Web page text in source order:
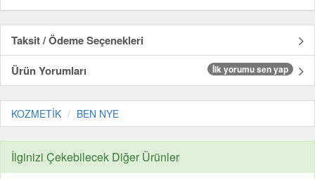
Taksit / Ödeme Seçenekleri
Ürün Yorumları
İlk yorumu sen yap
KOZMETİK BEN NYE
İlginizi Çekebilecek Diğer Ürünler